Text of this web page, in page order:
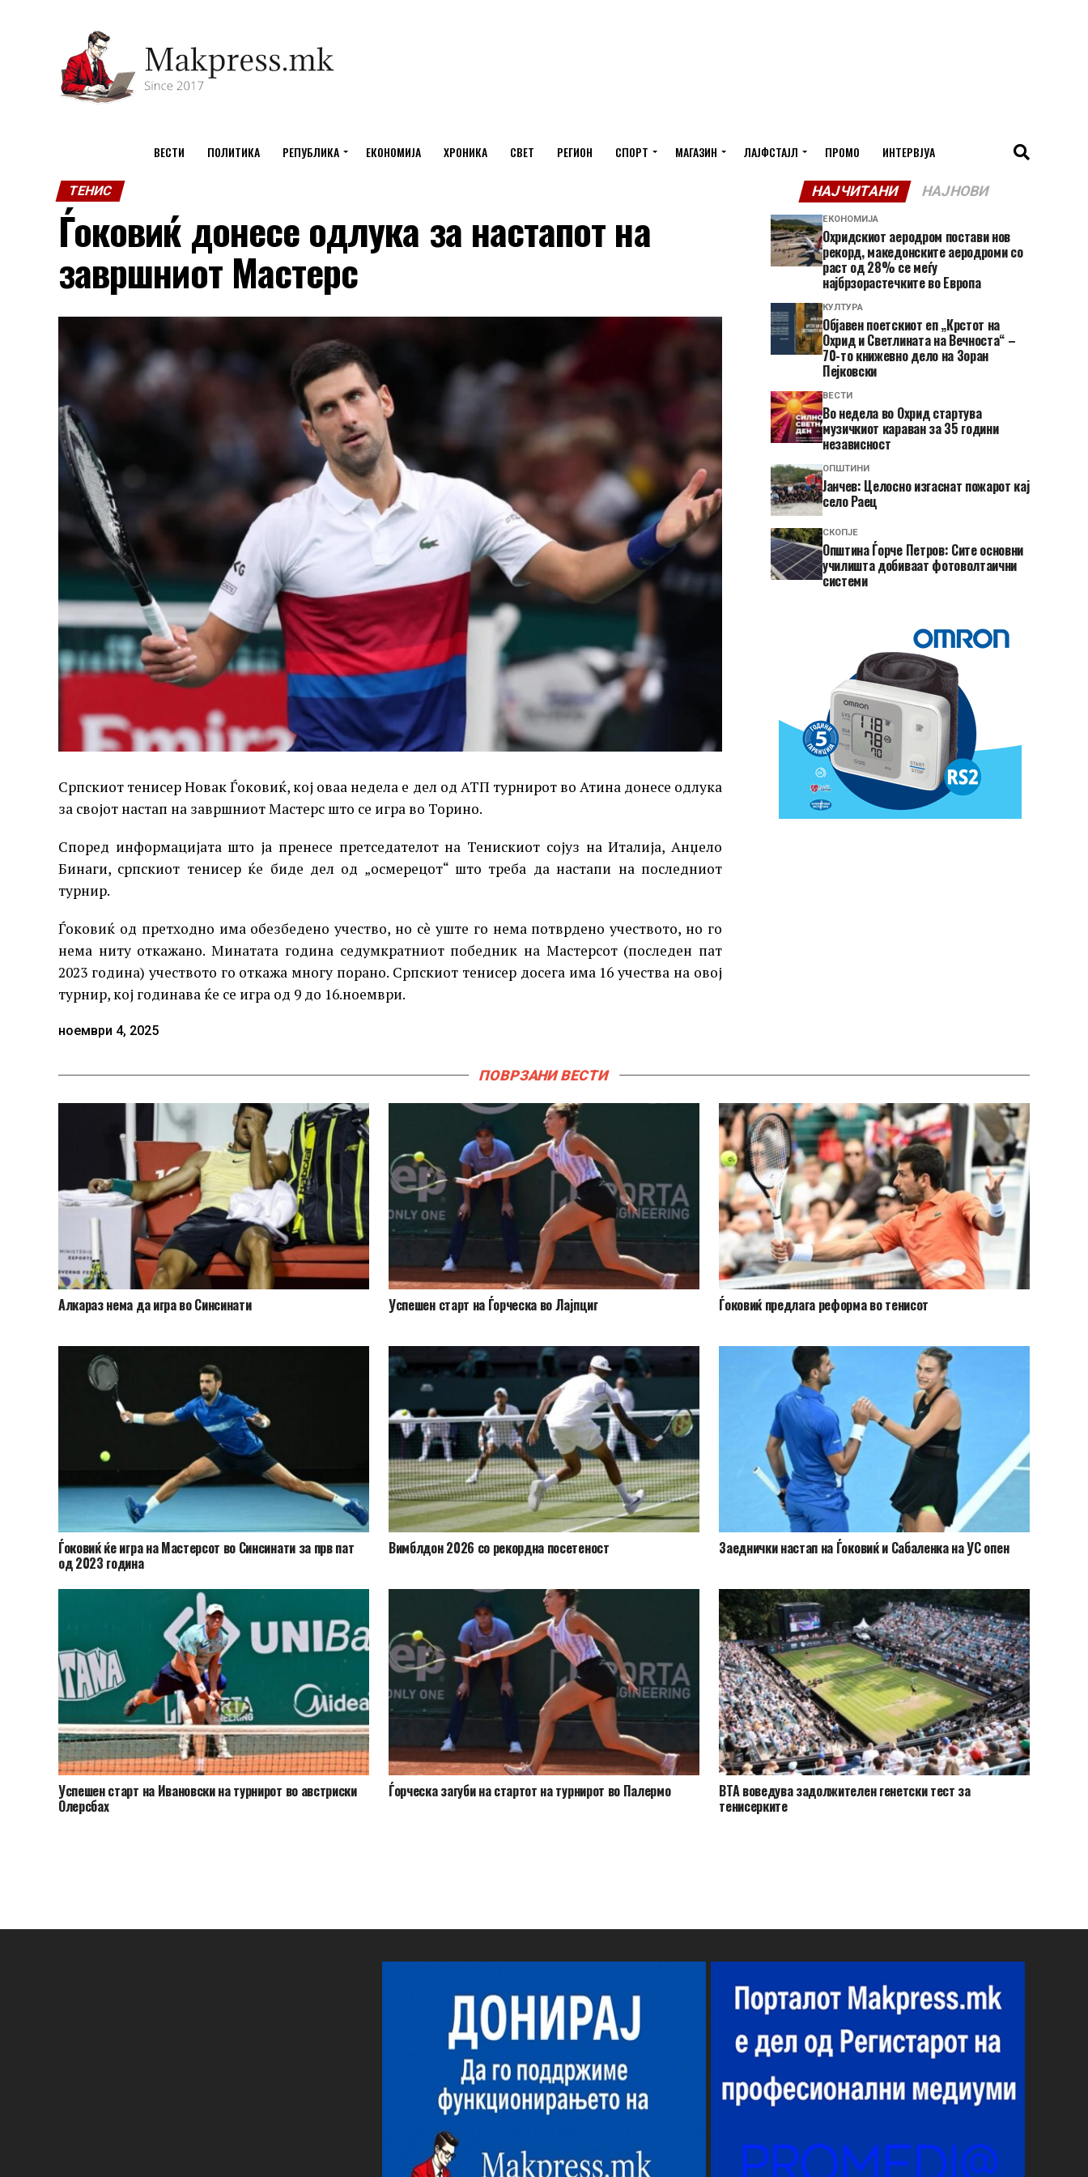
ВЕСТИ ПОЛИТИКА РЕПУБЛИКА ЕКОНОМИЈА ХРОНИКА СВЕТ РЕГИОН СПОРТ МАГАЗИН ЛАЈФСТАЈЛ ПРОМО ИНТЕРВЈУА
ТЕНИС
Ѓоковиќ донесе одлука за настапот на
завршниот Мастерс
Српскиот тенисер Новак Ѓоковиќ, кој оваа недела е дел од АТП турнирот во Атина донесе одлука
за својот настап на завршниот Мастерс што се игра во Торино.
Според информацијата што ја пренесе претседателот на Тенискиот сојуз на Италија, Анџело
Бинаги, српскиот тенисер ќе биде дел од „осмерецот“ што треба да настапи на последниот
турнир.
Ѓоковиќ од претходно има обезбедено учество, но сè уште го нема потврдено учеството, но го
нема ниту откажано. Минатата година седумкратниот победник на Мастерсот (последен пат
2023 година) учеството го откажа многу порано. Српскиот тенисер досега има 16 учества на овој
турнир, кој годинава ќе се игра од 9 до 16.ноември.
ноември 4, 2025
НАЈЧИТАНИ НАЈНОВИ
ЕКОНОМИЈА
Охридскиот аеродром постави нов
рекорд, македонските аеродроми со
раст од 28% се меѓу
најбрзорастечките во Европа
КУЛТУРА
Објавен поетскиот еп „Крстот на
Охрид и Светлината на Вечноста“ –
70-то книжевно дело на Зоран
Пејковски
ВЕСТИ
Во недела во Охрид стартува
музичкиот караван за 35 години
независност
ОПШТИНИ
Јанчев: Целосно изгаснат пожарот кај
село Раец
СКОПЈЕ
Општина Ѓорче Петров: Сите основни
училишта добиваат фотоволтаични
системи
ПОВРЗАНИ ВЕСТИ
Алкараз нема да игра во Синсинати Успешен старт на Ѓорческа во Лајпциг Ѓоковиќ предлага реформа во тенисот
Ѓоковиќ ќе игра на Мастерсот во Синсинати за прв пат
од 2023 година
Вимблдон 2026 со рекордна посетеност Заеднички настап на Ѓоковиќ и Сабаленка на УС опен
Успешен старт на Ивановски на турнирот во австриски
Олерсбах
Ѓорческа загуби на стартот на турнирот во Палермо ВТА воведува задолжителен генетски тест за
тенисерките